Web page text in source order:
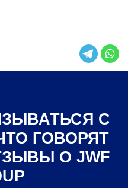
С
ГОВОРЯТ
О JWF